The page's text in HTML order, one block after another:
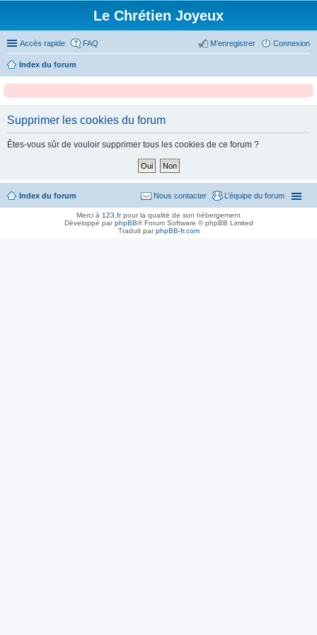
Le Chrétien Joyeux
Accès rapide FAQ Connexion
M’enregistrer
Index du forum
Supprimer les cookies du forum
Êtes-vous sûr de vouloir supprimer tous les cookies de ce forum ?
Index du forum L’équipe du forum
Nous contacter
Merci à 123.frpour la qualité de son hébergement
Développé parphpBB® Forum Software © phpBB Limited
Traduit parphpBB-fr.com